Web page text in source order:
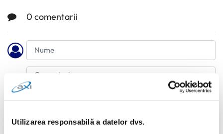
Utilizarea responsabilă a datelor dvs.
0 comentarii